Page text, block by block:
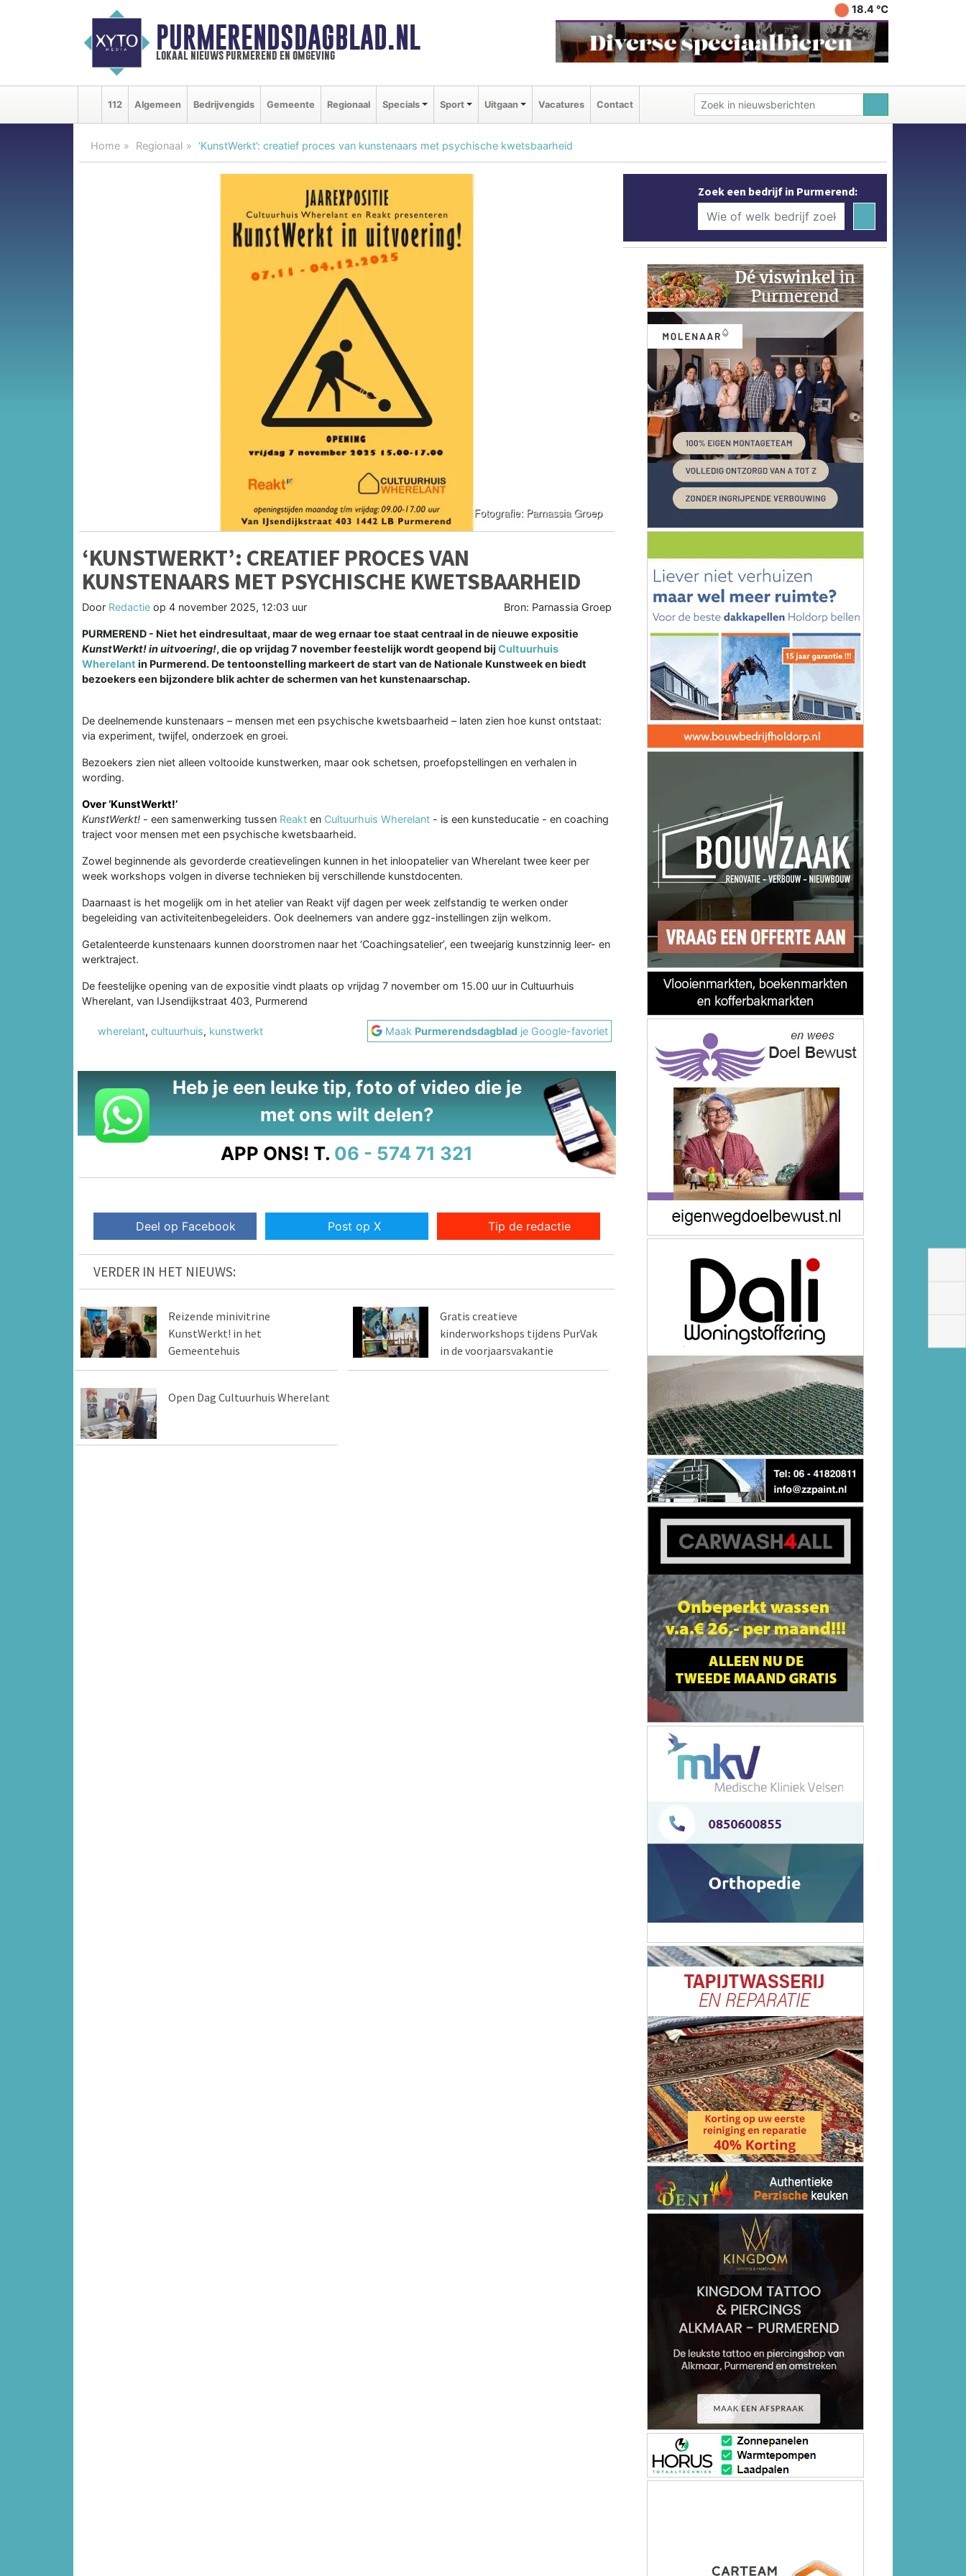
PURMERENDSDAGBLAD.NL
lokaal nieuws purmerend en omgeving
18.4 ℃
112 Algemeen Bedrijvengids Gemeente Regionaal Specials Sport Uitgaan Vacatures Contact
Home Regionaal ‘KunstWerkt’: creatief proces van kunstenaars met psychische kwetsbaarheid
‘KUNSTWERKT’: CREATIEF PROCES VAN
KUNSTENAARS MET PSYCHISCHE KWETSBAARHEID
Door Redactie op 4 november 2025, 12:03 uur Bron: Parnassia Groep
PURMEREND - Niet het eindresultaat, maar de weg ernaar toe staat centraal in de nieuwe expositie
KunstWerkt! in uitvoering!, die op vrijdag 7 november feestelijk wordt geopend bij Cultuurhuis
Wherelant in Purmerend. De tentoonstelling markeert de start van de Nationale Kunstweek en biedt
bezoekers een bijzondere blik achter de schermen van het kunstenaarschap.
De deelnemende kunstenaars – mensen met een psychische kwetsbaarheid – laten zien hoe kunst ontstaat:
via experiment, twijfel, onderzoek en groei.
Bezoekers zien niet alleen voltooide kunstwerken, maar ook schetsen, proefopstellingen en verhalen in
wording.
Over ‘KunstWerkt!’
KunstWerkt! - een samenwerking tussen Reakt en Cultuurhuis Wherelant - is een kunsteducatie - en coaching
traject voor mensen met een psychische kwetsbaarheid.
Zowel beginnende als gevorderde creatievelingen kunnen in het inloopatelier van Wherelant twee keer per
week workshops volgen in diverse technieken bij verschillende kunstdocenten.
Daarnaast is het mogelijk om in het atelier van Reakt vijf dagen per week zelfstandig te werken onder
begeleiding van activiteitenbegeleiders. Ook deelnemers van andere ggz-instellingen zijn welkom.
Getalenteerde kunstenaars kunnen doorstromen naar het ‘Coachingsatelier’, een tweejarig kunstzinnig leer- en
werktraject.
De feestelijke opening van de expositie vindt plaats op vrijdag 7 november om 15.00 uur in Cultuurhuis
Wherelant, van IJsendijkstraat 403, Purmerend
wherelant, cultuurhuis, kunstwerkt Maak Purmerendsdagblad je Google-favoriet
Heb je een leuke tip, foto of video die je
met ons wilt delen?
APP ONS! T. 06 - 574 71 321
Deel op Facebook Post op X Tip de redactie
VERDER IN HET NIEUWS:
Reizende minivitrine
KunstWerkt! in het
Gemeentehuis
Gratis creatieve
kinderworkshops tijdens PurVak
in de voorjaarsvakantie
Open Dag Cultuurhuis Wherelant
Zoek een bedrijf in Purmerend: